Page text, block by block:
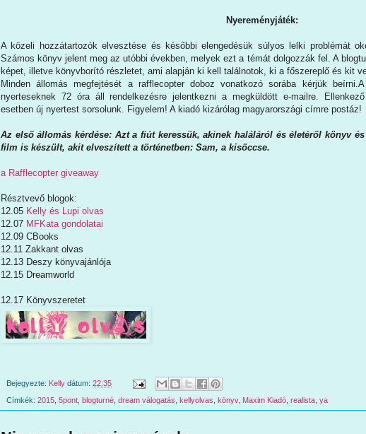
Nyereményjáték:
A közeli hozzátartozók elvesztése és későbbi elengedésük súlyos lelki problémát
Számos könyv jelent meg az utóbbi években, melyek ezt a témát dolgozzák fel. A
képet, illetve könyvborító részletet, ami alapján ki kell találnotok, ki a főszereplő és kit
Minden állomás megfejtését a rafflecopter doboz vonatkozó sorába kérjük beírni.A
nyerteseknek 72 óra áll rendelkezésre jelentkezni a megküldött e-mailre. Ellenkező
esetben új nyertest sorsolunk. Figyelem! A kiadó kizárólag magyarországi címre postáz!
Az első állomás kérdése: Azt a fiút keressük, akinek haláláról és életéről könyv és
film is készült, akit elveszített a történetben: Sam, a kisöccse.
a Rafflecopter giveaway
Résztvevő blogok:
12.05 Kelly és Lupi olvas
12.07 MFKata gondolatai
12.09 CBooks
12.11 Zakkant olvas
12.13 Deszy könyvajánlója
12.15 Dreamworld
12.17 Könyvszeretet
Bejegyezte: Kelly dátum: 22:35
Címkék: 2015, 5pont, blogturné, dream válogatás, kellyolvas, könyv, Maxim Kiadó, realista, ya